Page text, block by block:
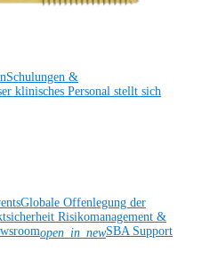
Schulungen &
klinisches Personal stellt sich
Globale Offenlegung der
Risikomanagement &
open_in_newSBA Support